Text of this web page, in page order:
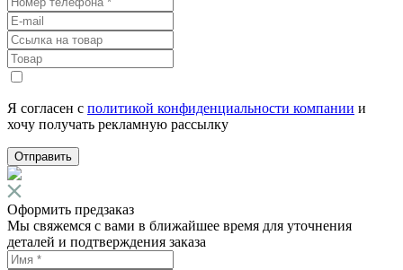
Я согласен с политикой конфиденциальности компании и
хочу получать рекламную рассылку
Отправить
Оформить предзаказ
Мы свяжемся с вами в ближайшее время для уточнения
деталей и подтверждения заказа